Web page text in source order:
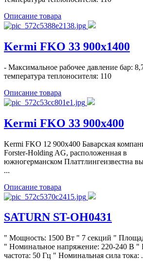
Описание товара
Kermi FKO 33 900x1400
- Максимальное рабочее давление бар:
температура теплоносителя: 110
Описание товара
Kermi FKO 33 900x400
Kermi FKO 12 900x400 Баварская
Forster-Holding AG, расположенная в
южногерманском Платтлингеизвестна
...
Описание товара
SATURN ST-OH0431
" Мощность: 1500 Вт " 7 секций "
" Номинальное напряжение: 220-240 В "
частота: 50 Гц " Номинальная сила тока: